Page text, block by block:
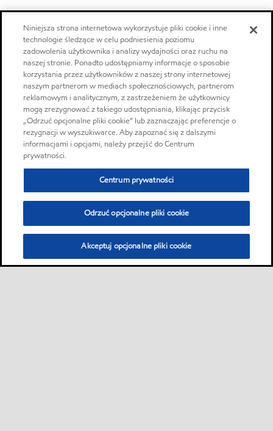
Niniejsza strona internetowa wykorzystuje pliki cookie i inne
technologie śledzące w celu podniesienia poziomu
zadowolenia użytkownika i analizy wydajności oraz ruchu na
naszej stronie. Ponadto udostępniamy informacje o sposobie
korzystania przez użytkowników z naszej strony internetowej
naszym partnerom w mediach społecznościowych, partnerom
reklamowym i analitycznym, z zastrzeżeniem że użytkownicy
mogą zrezygnować z takiego udostępniania, klikając przycisk
„Odrzuć opcjonalne pliki cookie” lub zaznaczając preferencje o
rezygnacji w wyszukiwarce. Aby zapoznać się z dalszymi
informacjami i opcjami, należy przejść do Centrum
prywatności.
Centrum prywatności
Odrzuć opcjonalne pliki cookie
Akceptuj opcjonalne pliki cookie